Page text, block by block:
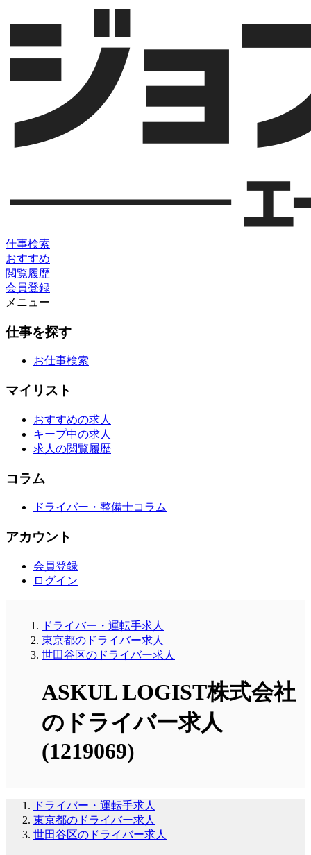
仕事検索
おすすめ
閲覧履歴
会員登録
メニュー
仕事を探す
お仕事検索
マイリスト
おすすめの求人
キープ中の求人
求人の閲覧履歴
コラム
ドライバー・整備士コラム
アカウント
会員登録
ログイン
ドライバー・運転手求人
東京都のドライバー求人
世田谷区のドライバー求人
ASKUL LOGIST株式会社
のドライバー求人
(1219069)
ドライバー・運転手求人
東京都のドライバー求人
世田谷区のドライバー求人